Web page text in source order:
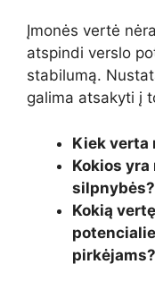
Įmonės vertė
atspindi verslo
stabilumą.
galima atsakyti į
Kiek verta
Kokios
silpnybės?
Kokią
pirkėjams?